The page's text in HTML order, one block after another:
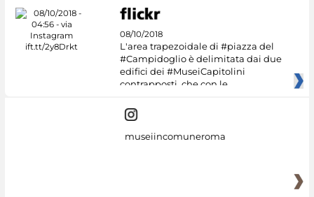
08/10/2018
L'area trapezoidale di #piazza del
#Campidoglio è delimitata dai due
edifici dei #MuseiCapitolini
contrapposti, che con le
museiincomuneroma